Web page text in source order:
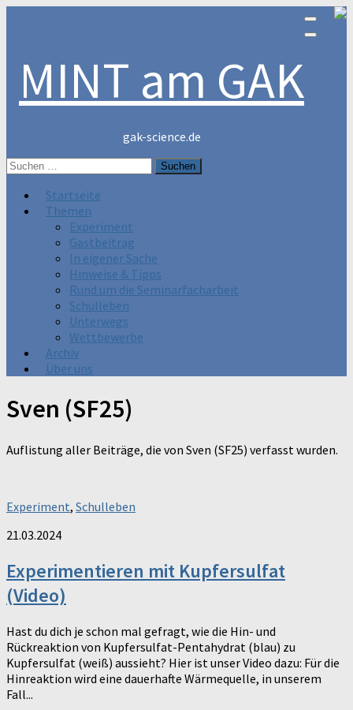
MINT am GAK
gak-science.de
Suchen
nach:
Startseite
Themen
Experiment
Gastbeitrag
In eigener Sache
Hinweise & Tipps
Rund um die Seminarfacharbeit
Schulleben
Unterwegs
Wettbewerbe
Archiv
Über uns
Sven (SF25)
Auflistung aller Beiträge, die von Sven (SF25) verfasst wurden.
Experiment, Schulleben
21.03.2024
Experimentieren mit Kupfersulfat
(Video)
Hast du dich je schon mal gefragt, wie die Hin- und
Rückreaktion von Kupfersulfat-Pentahydrat (blau) zu
Kupfersulfat (weiß) aussieht? Hier ist unser Video dazu: Für die
Hinreaktion wird eine dauerhafte Wärmequelle, in unserem
Fall...